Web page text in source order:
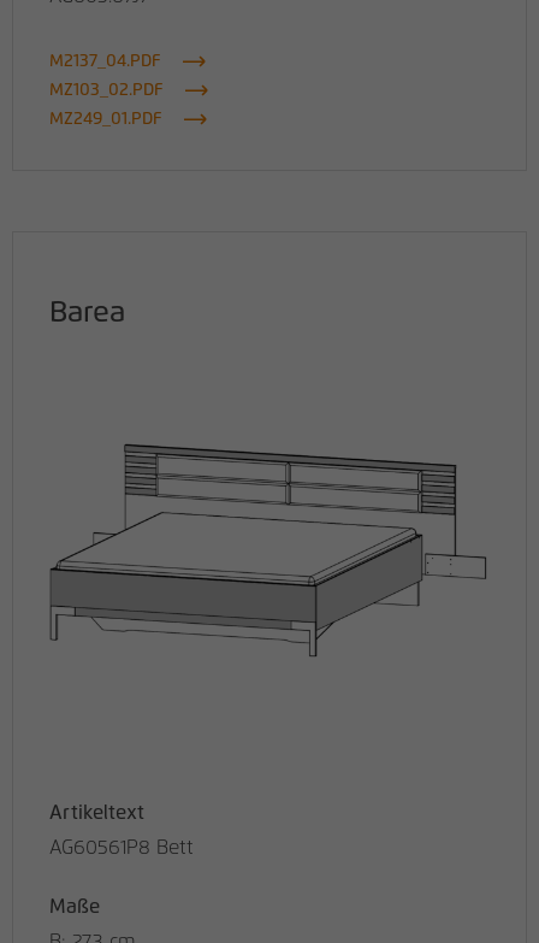
M2137_04.PDF
MZ103_02.PDF
MZ249_01.PDF
Barea
Artikeltext
AG60561P8 Bett
Maße